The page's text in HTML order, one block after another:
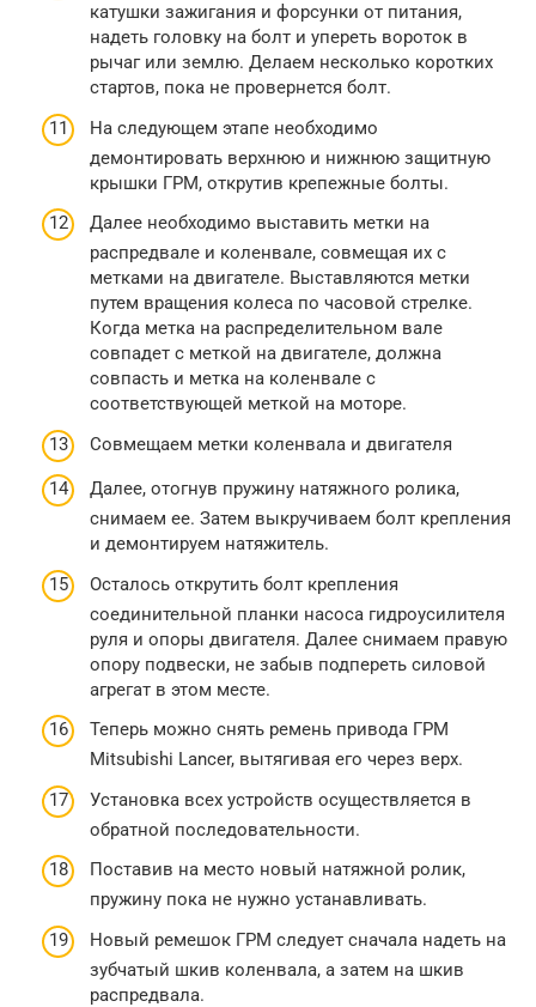
катушки зажигания и форсунки от питания,
надеть головку на болт и упереть вороток в
рычаг или землю. Делаем несколько коротких
стартов, пока не провернется болт.
На следующем этапе необходимо
демонтировать верхнюю и нижнюю защитную
крышки ГРМ, открутив крепежные болты.
Далее необходимо выставить метки на
распредвале и коленвале, совмещая их с
метками на двигателе. Выставляются метки
путем вращения колеса по часовой стрелке.
Когда метка на распределительном вале
совпадет с меткой на двигателе, должна
совпасть и метка на коленвале с
соответствующей меткой на моторе.
Совмещаем метки коленвала и двигателя
Далее, отогнув пружину натяжного ролика,
снимаем ее. Затем выкручиваем болт крепления
и демонтируем натяжитель.
Осталось открутить болт крепления
соединительной планки насоса гидроусилителя
руля и опоры двигателя. Далее снимаем правую
опору подвески, не забыв подпереть силовой
агрегат в этом месте.
Теперь можно снять ремень привода ГРМ
Mitsubishi Lancer, вытягивая его через верх.
Установка всех устройств осуществляется в
обратной последовательности.
Поставив на место новый натяжной ролик,
пружину пока не нужно устанавливать.
Новый ремешок ГРМ следует сначала надеть на
зубчатый шкив коленвала, а затем на шкив
распредвала.